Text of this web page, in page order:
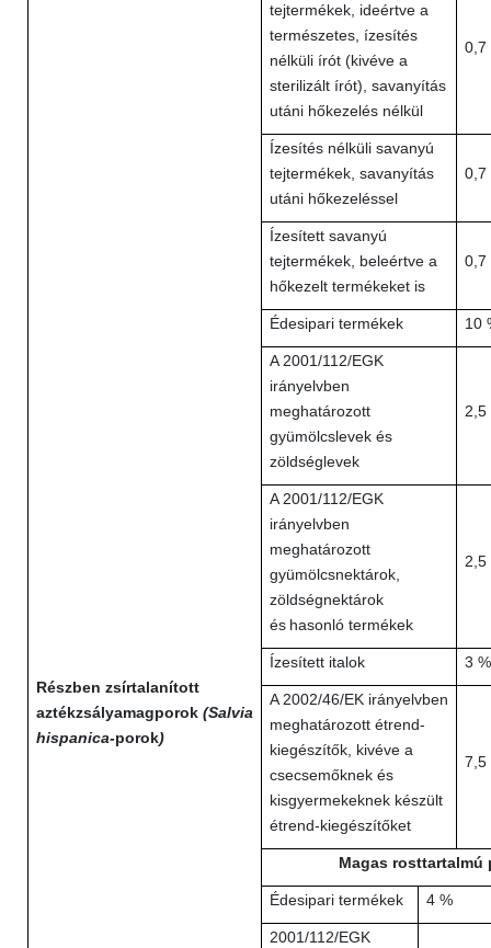
Részben zsírtalanított
aztékzsályamagporok (Salvia
hispanica-porok)
tejtermékek, ideértve a
természetes, ízesítés
nélküli írót (kivéve a
sterilizált írót), savanyítás
utáni hőkezelés nélkül
0,7
Ízesítés nélküli savanyú
tejtermékek, savanyítás
utáni hőkezeléssel
0,7
Ízesített savanyú
tejtermékek, beleértve a
hőkezelt termékeket is
0,7
Édesipari termékek 10
A 2001/112/EGK
irányelvben
meghatározott
gyümölcslevek és
zöldséglevek
2,5
A 2001/112/EGK
irányelvben
meghatározott
gyümölcsnektárok,
zöldségnektárok
és hasonló termékek
2,5
Ízesített italok 3 %
A 2002/46/EK irányelvben
meghatározott étrend-
kiegészítők, kivéve a
csecsemőknek és
kisgyermekeknek készült
étrend-kiegészítőket
7,5
Magas rosttartalmú
Édesipari termékek 4 %
2001/112/EGK